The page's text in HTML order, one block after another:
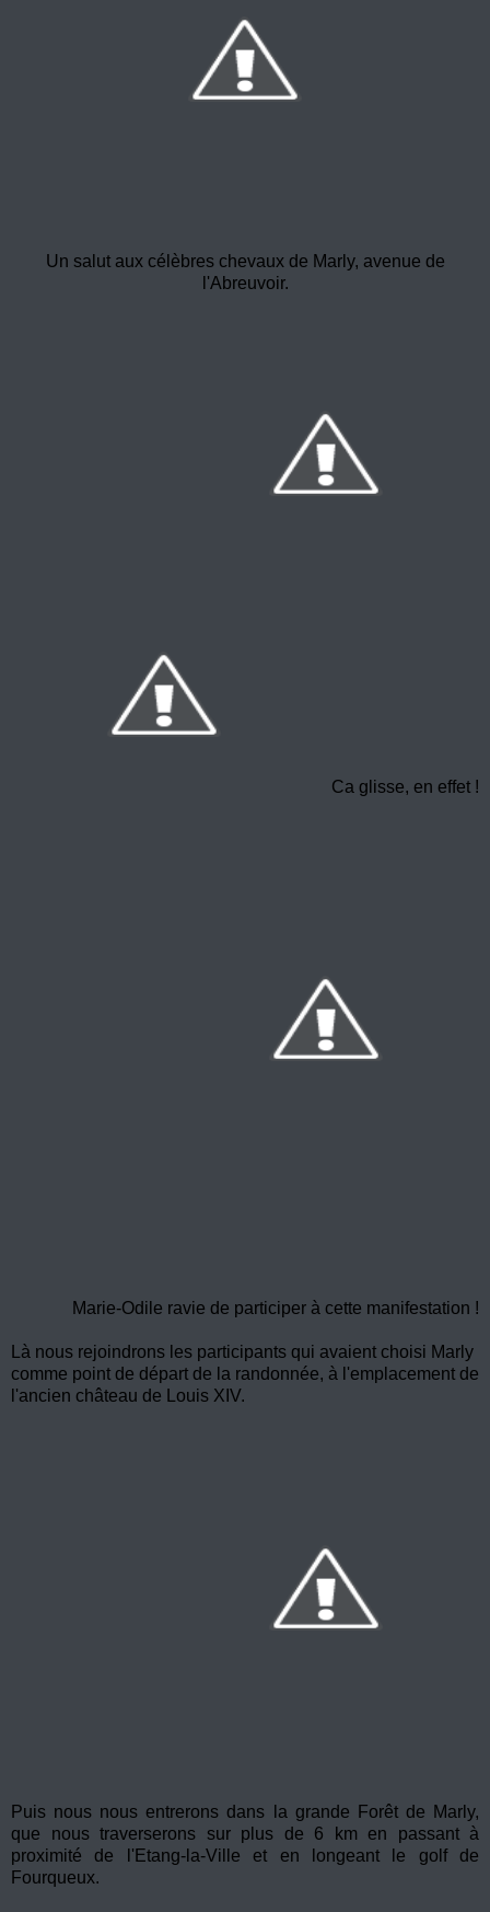
Un salut aux célèbres chevaux de Marly, avenue de
l'Abreuvoir.
Ca glisse, en effet !
Marie-Odile ravie de participer à cette manifestation !
Là nous rejoindrons les participants qui avaient choisi Marly
comme point de départ de la randonnée, à l'emplacement de
l'ancien château de Louis XIV.
Puis nous nous entrerons dans la grande Forêt de Marly,
que nous traverserons sur plus de 6 km en passant à
proximité de l'Etang-la-Ville et en longeant le golf de
Fourqueux.